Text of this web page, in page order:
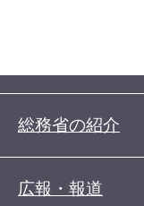
総務省の紹介
広報・報道